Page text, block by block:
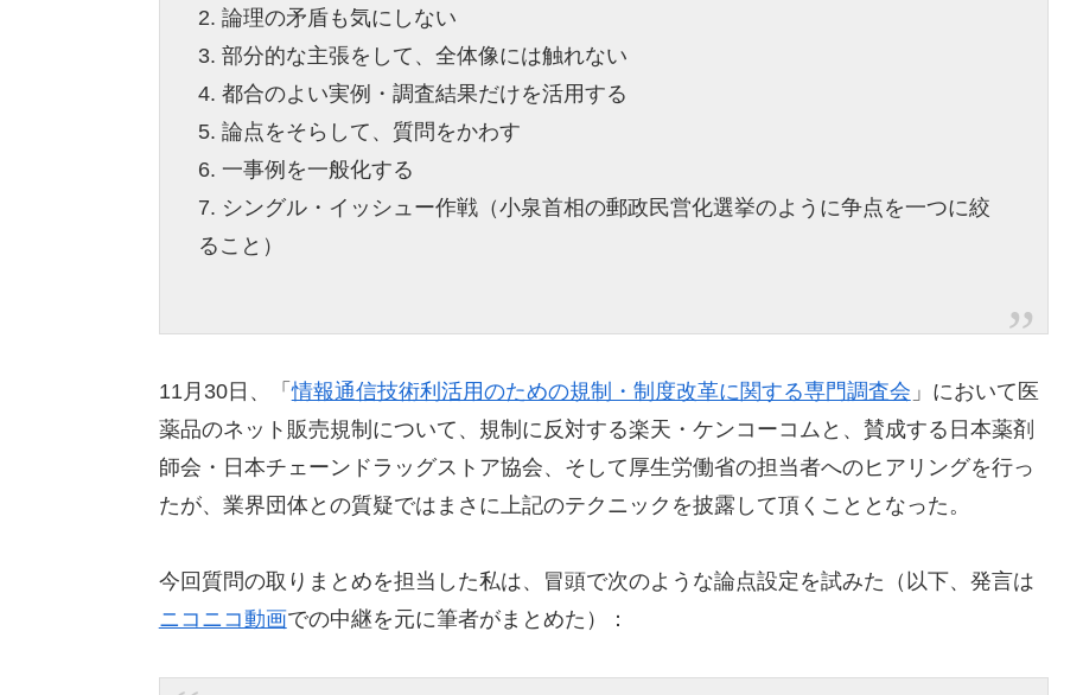
2. 論理の矛盾も気にしない
3. 部分的な主張をして、全体像には触れない
4. 都合のよい実例・調査結果だけを活用する
5. 論点をそらして、質問をかわす
6. 一事例を一般化する
7. シングル・イッシュー作戦（小泉首相の郵政民営化選挙のように争点を一つに絞
ること）
11月30日、「情報通信技術利活用のための規制・制度改革に関する専門調査会 」において医
薬品のネット販売規制について、規制に反対する楽天・ケンコーコムと、賛成する日本薬剤
師会・日本チェーンドラッグストア協会、そして厚生労働省の担当者へのヒアリングを行っ
たが、業界団体との質疑ではまさに上記のテクニックを披露して頂くこととなった。
今回質問の取りまとめを担当した私は、冒頭で次のような論点設定を試みた（以下、発言は
ニコニコ動画での中継を元に筆者がまとめた）：